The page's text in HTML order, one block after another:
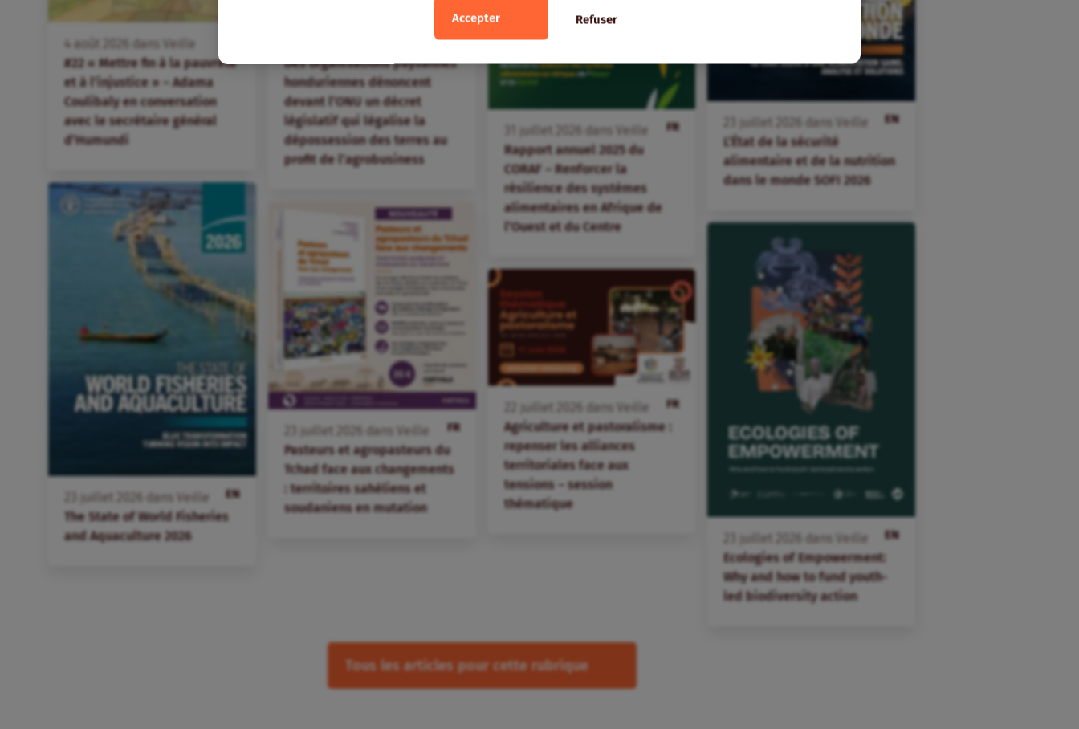
Accepter Refuser
4 août dans
Veille
#22 « Mettre fin à la pauvreté
et à l’injustice » – Adama
Coulibaly en conversation
avec le secrétaire général
d’Humundi
FR
Des organisations paysannes
honduriennes dénoncent
devant l’ONU un décret
législatif qui légalise la
dépossession des terres au
profit de l’agrobusiness
FR
juillet dans
Veille
Rapport annuel 2025 du
CORAF – Renforcer la
résilience des systèmes
alimentaires en Afrique de
l’Ouest et du Centre
EN
juillet dans
Veille
L’État de la sécurité
alimentaire et de la nutrition
dans le monde SOFI 2026
EN
juillet dans
Veille
The State of World Fisheries
and Aquaculture 2026
FR
juillet dans
Veille
Pasteurs et agropasteurs du
Tchad face aux changements
: territoires sahéliens et
soudaniens en mutation
EN
juillet dans
Veille
Ecologies of Empowerment:
Why and how to fund youth-
led biodiversity action
FR
juillet dans
Veille
Agriculture et pastoralisme :
repenser les alliances
territoriales face aux
tensions – session
thématique
Tous les articles pour cette rubrique